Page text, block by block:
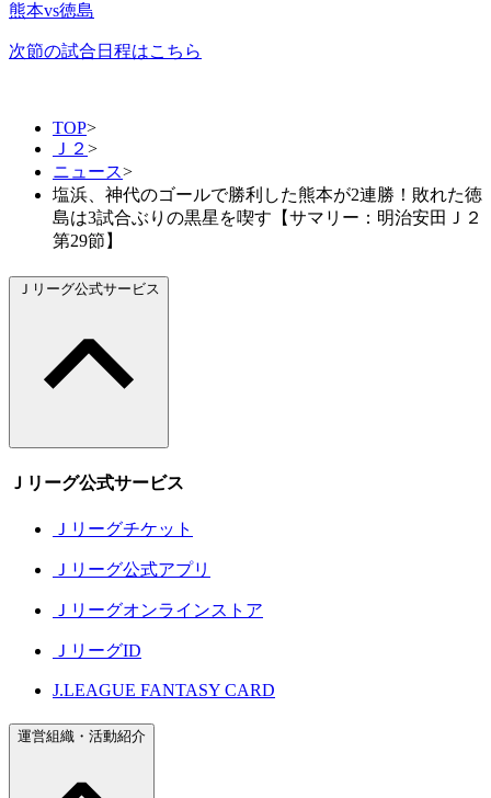
熊本vs徳島
次節の試合日程はこちら
TOP>
Ｊ２ >
ニュース>
塩浜、神代のゴールで勝利した熊本が2連勝！敗れた徳
島は3試合ぶりの黒星を喫す【サマリー：明治安田Ｊ２
第29節】
Ｊリーグ公式サービス
Ｊリーグ公式サービス
Ｊリーグチケット
Ｊリーグ公式アプリ
Ｊリーグオンラインストア
ＪリーグID
J.LEAGUE FANTASY CARD
運営組織・活動紹介